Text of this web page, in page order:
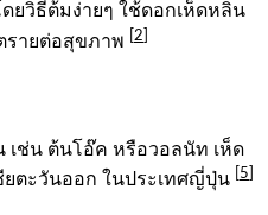
ยวิธีต้มง่ายๆ ใช้ดอกเห็ดหลิน
รายต่อสุขภาพ
2
เช่น ต้นโอ๊ค หรือวอลนัท เห็ด
ตะวันออก ในประเทศญี่ปุ่น
5